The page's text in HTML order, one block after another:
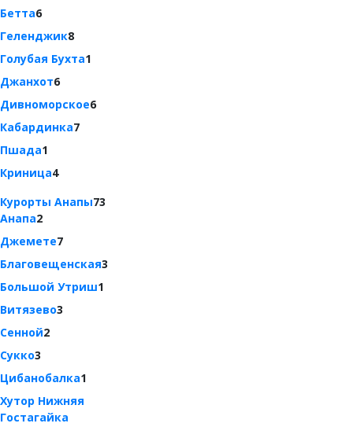
Бетта6
Геленджик8
Голубая Бухта1
Джанхот6
Дивноморское6
Кабардинка7
Пшада1
Криница4
Курорты Анапы73
Анапа2
Джемете7
Благовещенская3
Большой Утриш1
Витязево3
Сенной2
Сукко3
Цибанобалка1
Хутор Нижняя
Гостагайка